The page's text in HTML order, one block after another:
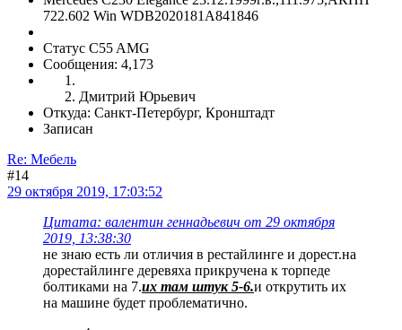
722.602 Win WDB2020181A841846
Статус C55 AMG
Сообщения: 4,173
Дмитрий Юрьевич
Откуда: Санкт-Петербург, Кронштадт
Записан
Re: Мебель
#14
29 октября 2019, 17:03:52
Цитата: валентин геннадьевич от 29 октября
2019, 13:38:30
не знаю есть ли отличия в рестайлинге и дорест.на
дорестайлинге деревяха прикручена к торпеде
болтиками на 7.их там штук 5-6.и открутить их
на машине будет проблематично.